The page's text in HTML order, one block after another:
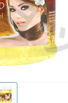
ョップ